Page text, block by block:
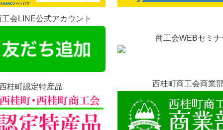
会LINE公式アカウント
商工会WEBセミナ
桂町認定特産品 西桂町商工会商業